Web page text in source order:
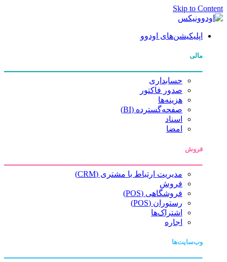
Skip to Content
اپلیکیشن‌های اودوو
مالی
حسابداری
صدور فاکتور
هزینه‌ها
صفحه‌گسترده (BI)
اسناد
امضا
فروش
مدیریت ارتباط با مشتری (CRM)
فروش
فروشگاهی (POS)
رستوران (POS)
اشتراک‌ها
اجاره
وب‌سایت‌ها